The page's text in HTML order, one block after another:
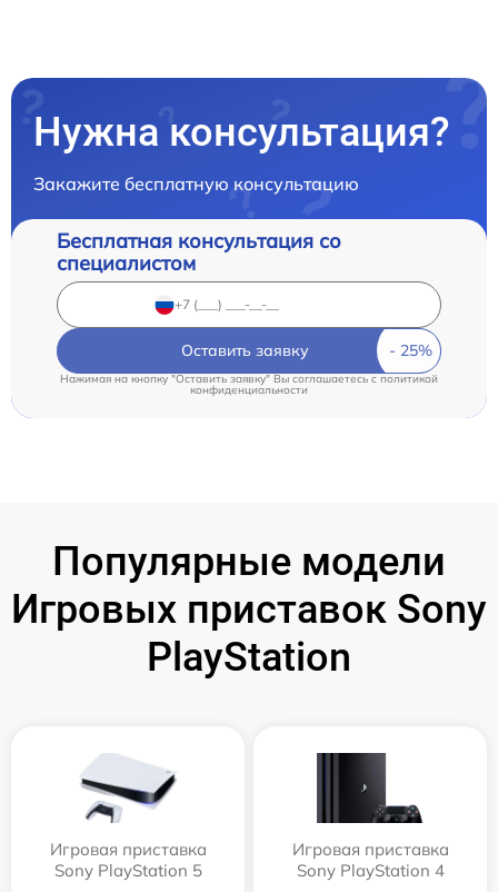
Нужна консультация?
Закажите бесплатную консультацию
Бесплатная консультация со
специалистом
Оставить заявку
Нажимая на кнопку "Оставить заявку" Вы соглашаетесь cполитикой
конфиденциальности
Популярные модели
Игровых приставок Sony
PlayStation
Игровая приставка
Sony PlayStation 5
Игровая приставка
Sony PlayStation 4